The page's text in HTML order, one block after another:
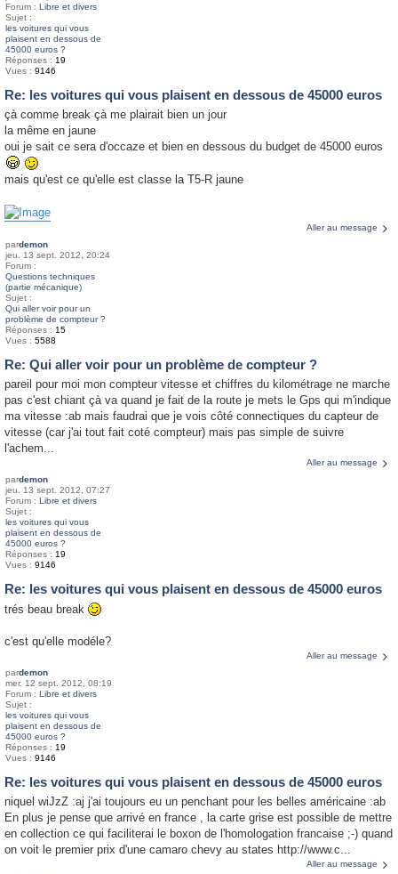
Forum : Libre et divers
Sujet :
les voitures qui vous
plaisent en dessous de
45000 euros ?
Réponses : 19
Vues : 9146
Re: les voitures qui vous plaisent en dessous de 45000 euros
çà comme break çà me plairait bien un jour
la même en jaune
oui je sait ce sera d'occaze et bien en dessous du budget de 45000 euros
mais qu'est ce qu'elle est classe la T5-R jaune
Aller au message
pardemon
jeu. 13 sept. 2012, 20:24
Forum :
Questions techniques
(partie mécanique)
Sujet :
Qui aller voir pour un
problème de compteur ?
Réponses : 15
Vues : 5588
Re: Qui aller voir pour un problème de compteur ?
pareil pour moi mon compteur vitesse et chiffres du kilométrage ne marche
pas c'est chiant çà va quand je fait de la route je mets le Gps qui m'indique
ma vitesse :ab mais faudrai que je vois côté connectiques du capteur de
vitesse (car j'ai tout fait coté compteur) mais pas simple de suivre
l'achem...
Aller au message
pardemon
jeu. 13 sept. 2012, 07:27
Forum : Libre et divers
Sujet :
les voitures qui vous
plaisent en dessous de
45000 euros ?
Réponses : 19
Vues : 9146
Re: les voitures qui vous plaisent en dessous de 45000 euros
trés beau break
c'est qu'elle modéle?
Aller au message
pardemon
mer. 12 sept. 2012, 08:19
Forum : Libre et divers
Sujet :
les voitures qui vous
plaisent en dessous de
45000 euros ?
Réponses : 19
Vues : 9146
Re: les voitures qui vous plaisent en dessous de 45000 euros
niquel wiJzZ :aj j'ai toujours eu un penchant pour les belles américaine :ab
En plus je pense que arrivé en france , la carte grise est possible de mettre
en collection ce qui faciliterai le boxon de l'homologation francaise ;-) quand
on voit le premier prix d'une camaro chevy au states http://www.c...
Aller au message